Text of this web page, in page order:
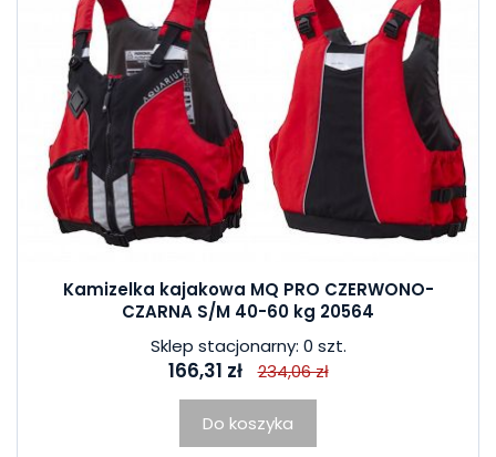
Kamizelka kajakowa MQ PRO CZERWONO-
CZARNA S/M 40-60 kg 20564
Sklep stacjonarny: 0 szt.
166,31 zł 234,06 zł
Do koszyka